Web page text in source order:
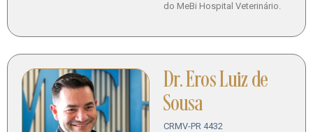
do MeBi Hospital Veterinário.
Dr. Eros Luiz de
Sousa
CRMV-PR 4432